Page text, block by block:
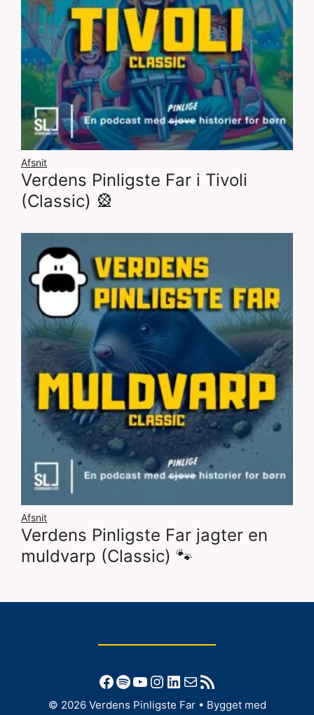
Afsnit
Verdens Pinligste Far i Tivoli
(Classic) 🎡
Afsnit
Verdens Pinligste Far jagter en
muldvarp (Classic) 🐾
Facebook
Spotify
YouTube
Instagram
LinkedIn
Mail
RSS-feed
© 2026 Verdens Pinligste Far• Bygget med